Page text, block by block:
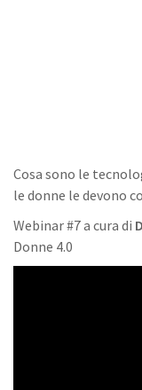
Cosa sono le
le donne le devono
Webinar #7 a cura di
Donne 4.0